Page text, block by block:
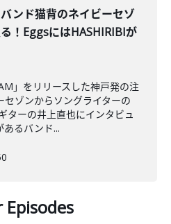
ンド猫背のネイビーセゾ
！EggsにはHASHIRIBIが
」をリリースした神戸発の注
ゾンからソングライターの
ターの井上直也にインタビュ
るバンド...